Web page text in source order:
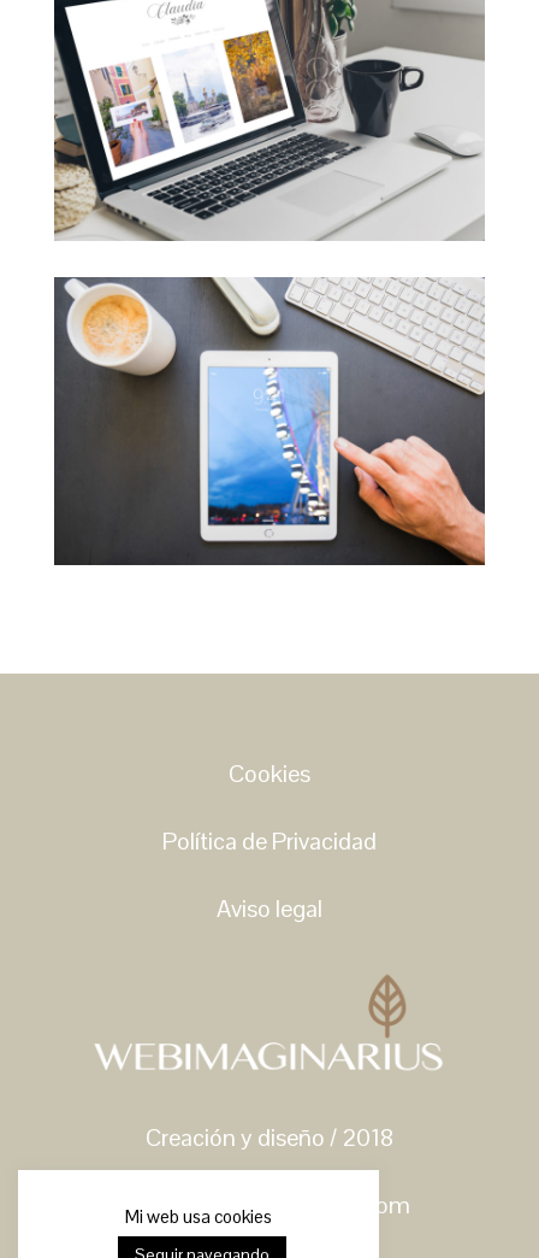
Cookies
Política de Privacidad
Aviso legal
Creación y diseño / 2018
hello@webimaginarius.com
Mi web usa cookies